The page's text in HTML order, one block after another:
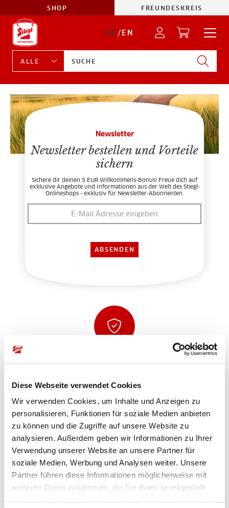
Diese Webseite verwendet Cookies
Wir verwenden Cookies, um Inhalte und Anzeigen zu
personalisieren, Funktionen für soziale Medien anbieten
zu können und die Zugriffe auf unsere Website zu
analysieren. Außerdem geben wir Informationen zu Ihrer
Verwendung unserer Website an unsere Partner für
soziale Medien, Werbung und Analysen weiter. Unsere
Partner führen diese Informationen möglicherweise mit
weiteren Daten zusammen, die Sie ihnen bereitgestellt
SHOP FREUNDESKREIS
DE/EN
Newsletter
Newsletter bestellen und Vorteile
sichern
Sichere dir deinen 5 EUR Willkommens-Bonus! Freue dich auf
exklusive Angebote und Informationen aus der Welt des Stiegl-
Onlineshops - exklusiv für Newsletter-Abonnenten.
Sicher einkaufen und bezahlen